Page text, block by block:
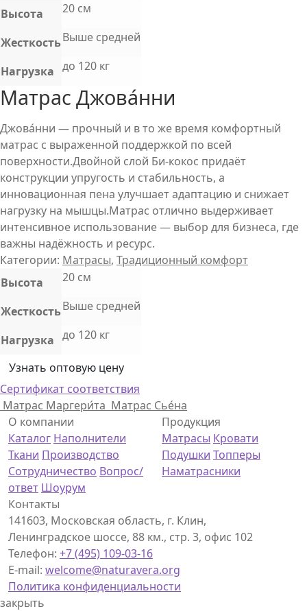
Высота
20 см
ЖесткостьВыше средней
Нагрузка до 120 кг
Матрас Джова́нни
Джова́нни — прочный и в то же время комфортный
матрас с выраженной поддержкой по всей
поверхности.Двойной слой Би-кокос придаёт
конструкции упругость и стабильность, а
инновационная пена улучшает адаптацию и снижает
нагрузку на мышцы.Матрас отлично выдерживает
интенсивное использование — выбор для бизнеса, где
важны надёжность и ресурс.
Категории: Матрасы, Традиционный комфорт
Высота
20 см
ЖесткостьВыше средней
Нагрузка до 120 кг
Узнать оптовую цену
Сертификат соответствия
Матрас Маргери́та Матрас Сье́на
О компании
Каталог Наполнители
Ткани Производство
Сотрудничество Вопрос/
ответ Шоурум
Продукция
Матрасы Кровати
Подушки Топперы
Наматрасники
Контакты
141603, Московская область, г. Клин,
Ленинградское шоссе, 88 км., стр. 3, офис 102
Телефон: +7 (495) 109-03-16
E-mail: welcome@naturavera.org
Политика конфиденциальности
закрыть